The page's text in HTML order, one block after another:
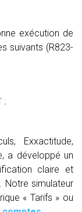
exécution de
suivants (R823-
;
Exxactitude,
a développé un
claire et
Notre simulateur
« Tarifs » ou